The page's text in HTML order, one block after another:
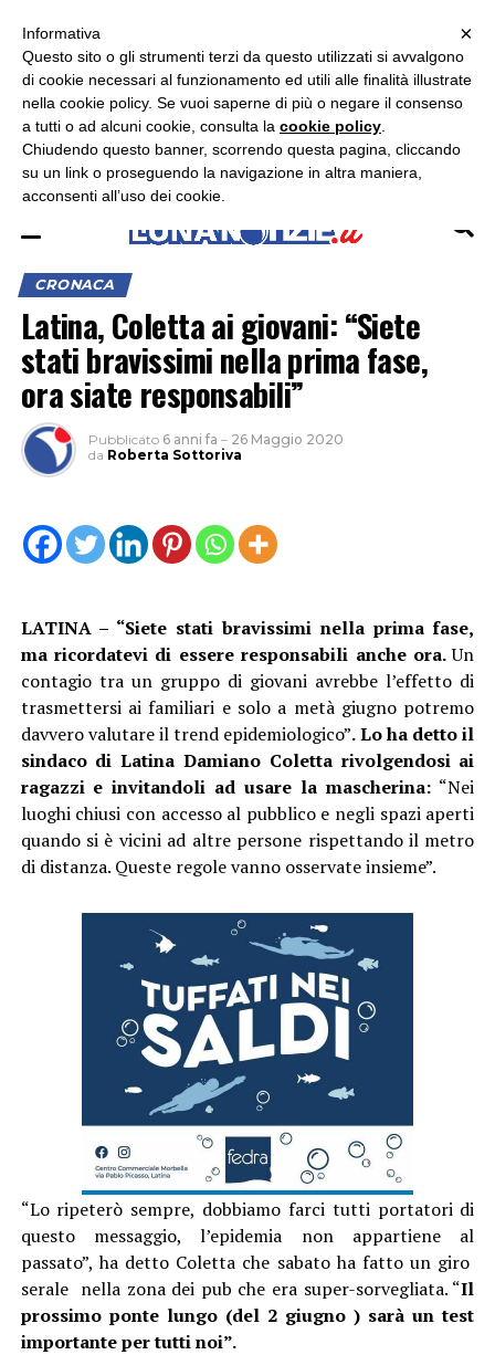
ASCOLTA RADIO LUNA
CRONACA
Latina, Coletta ai giovani: “Siete
stati bravissimi nella prima fase,
ora siate responsabili”
Pubblicato 6 anni fa – 26 Maggio 2020
da Roberta Sottoriva
LATINA – “Siete stati bravissimi nella prima fase,
ma ricordatevi di essere responsabili anche ora.Un
contagio tra un gruppo di giovani avrebbe l’effetto di
trasmettersi ai familiari e solo a metà giugno potremo
davvero valutare il trend epidemiologico”. Lo ha detto il
sindaco di Latina Damiano Coletta rivolgendosi ai
ragazzi e invitandoli ad usare la mascherina: “Nei
luoghi chiusi con accesso al pubblico e negli spazi aperti
quando si è vicini ad altre persone rispettando il metro
di distanza. Queste regole vanno osservate insieme”.
“Lo ripeterò sempre, dobbiamo farci tutti portatori di
questo messaggio, l’epidemia non appartiene al
passato”, ha detto Coletta che sabato ha fatto un giro
serale nella zona dei pub che era super-sorvegliata. “Il
prossimo ponte lungo (del 2 giugno ) sarà un test
importante per tutti noi”.
×
×
Informativa
Questo sito o gli strumenti terzi da questo utilizzati si avvalgono
di cookie necessari al funzionamento ed utili alle finalità illustrate
nella cookie policy. Se vuoi saperne di più o negare il consenso
a tutti o ad alcuni cookie, consulta la cookie policy
Chiudendo questo banner, scorrendo questa pagina, cliccando
su un link o proseguendo la navigazione in altra maniera,
acconsenti all’uso dei cookie.